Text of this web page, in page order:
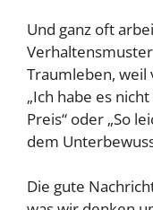
Und ganz oft
Traumleben, weil
„Ich habe es
Preis“ oder „So
dem
Die gute